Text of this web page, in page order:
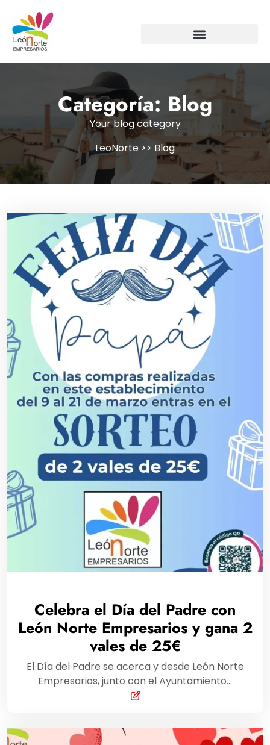
Categoría: Blog
Your blog category
LeoNorte >> Blog
Celebra el Día del Padre con
León Norte Empresarios y gana 2
vales de 25€
El Día del Padre se acerca y desde León Norte
Empresarios, junto con el Ayuntamiento…